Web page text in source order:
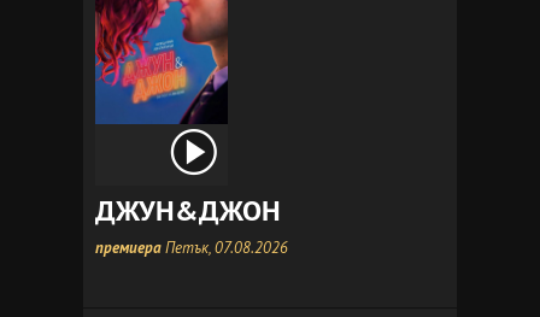
ДЖУН&ДЖОН
премиераПетък, 07.08.2026